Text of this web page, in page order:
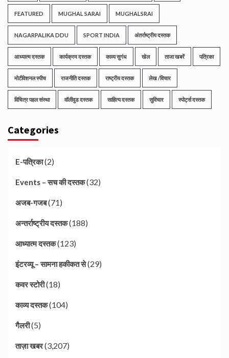
FEATURED MUGHAL SARAI MUGHALSRAI
NAGARPALIKA DDU SPORT INDIA अंतर्राष्ट्रीय दस्तक
आध्यात्म दस्तक कार्यक्रम दस्तक काव्य सुगंध खेल ताजा खबरें पत्रिका
मोटीवेशनल स्पीच राजनीति दस्तक राष्ट्रीय दस्तक लेख /विचार
विचित्र पहल संस्था वॉलीवुड दस्तक साहित्य दस्तक सुविचार स्पोर्ट्स दस्तक
Categories
E-पत्रिका(2)
Events – सच की दस्तक(32)
अजब-गजब(71)
अन्तर्राष्ट्रीय दस्तक(188)
आध्यात्म दस्तक(123)
इंटरव्यू – सामना हकीकत से(29)
कवर स्टोरी(18)
काव्य दस्तक(104)
गैलरी(5)
ताज़ा खबर(3,207)